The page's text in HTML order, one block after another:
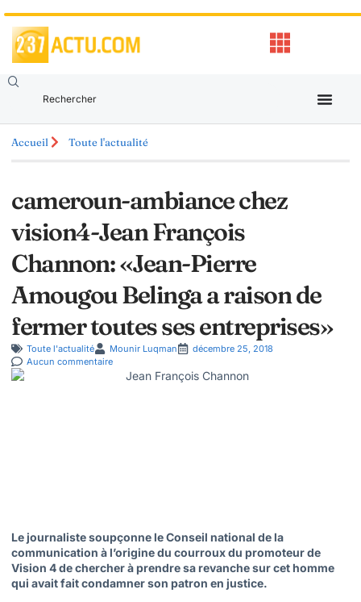
Accueil Toute l'actualité
cameroun-ambiance chez
vision4-Jean François
Channon: «Jean-Pierre
Amougou Belinga a raison de
fermer toutes ses entreprises»
Toute l'actualité Mounir Luqman
décembre 25, 2018
Aucun commentaire
Le journaliste soupçonne le Conseil national de la
communication à l’origine du courroux du promoteur de
Vision 4 de chercher à prendre sa revanche sur cet homme
qui avait fait condamner son patron en justice.